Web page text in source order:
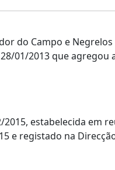
do Campo e
01/2013 que
estabelecida em
e registado na